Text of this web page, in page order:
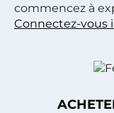
commencez à
Connectez-vous